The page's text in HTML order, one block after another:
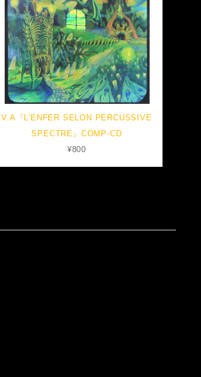
V.A『L'ENFER SELON PERCUSSIVE
SPECTRE』COMP-CD
¥800